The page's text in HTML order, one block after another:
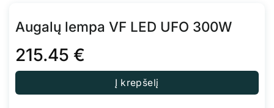
Augalų lempa VF LED UFO 300W
215.45 €
Į krepšelį